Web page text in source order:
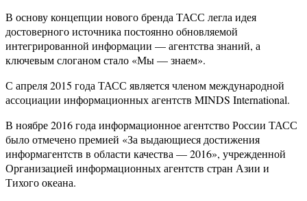
В основу концепции нового бренда ТАСС легла идея
достоверного источника постоянно обновляемой
интегрированной информации — агентства знаний, а
ключевым слоганом стало «Мы — знаем».
С апреля 2015 года ТАСС является членом международной
ассоциации информационных агентств MINDS International.
В ноябре 2016 года информационное агентство России ТАСС
было отмечено премией «За выдающиеся достижения
информагентств в области качества — 2016», учрежденной
Организацией информационных агентств стран Азии и
Тихого океана.